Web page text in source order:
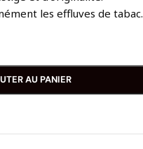
les effluves de tabac.
AU PANIER